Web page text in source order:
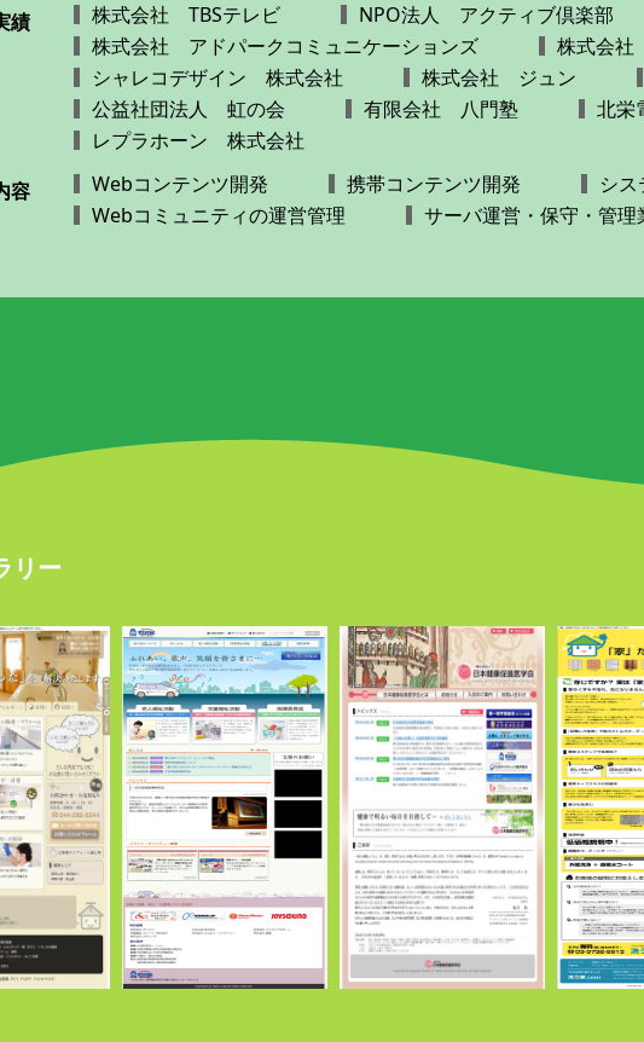
績
株式会社 TBSテレビ
NPO法人 アクティブ倶楽部
株式会社 アドパークコミュニケーションズ
株式会
シャレコデザイン 株式会社
株式会社 ジュン
公益社団法人 虹の会
有限会社 八門塾
北栄
レプラホーン 株式会社
容
Webコンテンツ開発 携帯コンテンツ開発
シ
Webコミュニティの運営管理
サーバ運営・保守・管理
リー